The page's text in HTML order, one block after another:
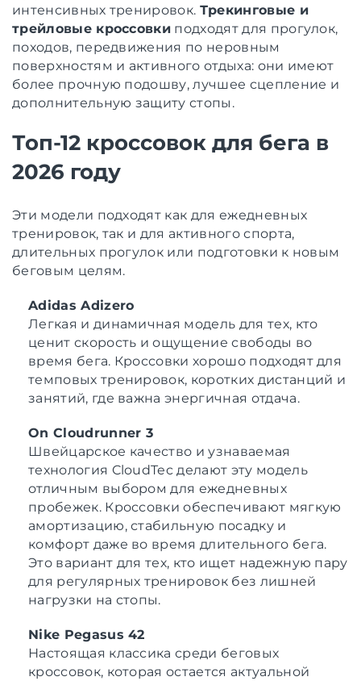
интенсивных тренировок. Трекинговые и
трейловые кроссовки подходят для прогулок,
походов, передвижения по неровным
поверхностям и активного отдыха: они имеют
более прочную подошву, лучшее сцепление и
дополнительную защиту стопы.
Топ-12 кроссовок для бега в
2026 году
Эти модели подходят как для ежедневных
тренировок, так и для активного спорта,
длительных прогулок или подготовки к новым
беговым целям.
Adidas Adizero
Легкая и динамичная модель для тех, кто
ценит скорость и ощущение свободы во
время бега. Кроссовки хорошо подходят для
темповых тренировок, коротких дистанций и
занятий, где важна энергичная отдача.
On Cloudrunner 3
Швейцарское качество и узнаваемая
технология CloudTec делают эту модель
отличным выбором для ежедневных
пробежек. Кроссовки обеспечивают мягкую
амортизацию, стабильную посадку и
комфорт даже во время длительного бега.
Это вариант для тех, кто ищет надежную пару
для регулярных тренировок без лишней
нагрузки на стопы.
Nike Pegasus 42
Настоящая классика среди беговых
кроссовок, которая остается актуальной